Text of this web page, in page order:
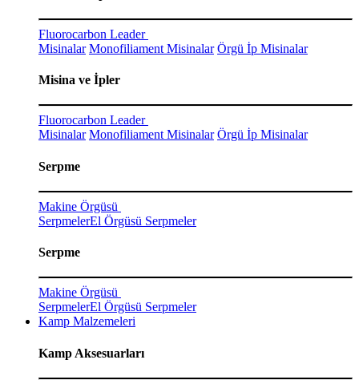
Fluorocarbon Leader
Misinalar Monofiliament Misinalar Örgü İp Misinalar
Misina ve İpler
Fluorocarbon Leader
Misinalar Monofiliament Misinalar Örgü İp Misinalar
Serpme
Makine Örgüsü
SerpmelerEl Örgüsü Serpmeler
Serpme
Makine Örgüsü
SerpmelerEl Örgüsü Serpmeler
Kamp Malzemeleri
Kamp Aksesuarları